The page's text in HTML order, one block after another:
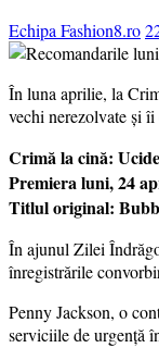
Echipa Fashion8.ro
În luna aprilie, la
vechi nerezolvate și
Crimă la cină:
Premiera luni, 24
Titlul original:
În ajunul Zilei
înregistrările
Penny Jackson, o
serviciile de urgență